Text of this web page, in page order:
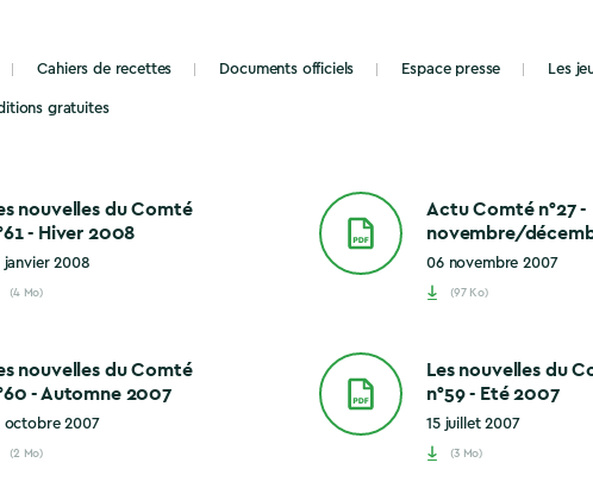
Cahiers de recettes Documents officiels Espace presse Les
gratuites
nouvelles du Comté
- Hiver 2008
janvier 2008
(4 Mo)
Actu Comté n°27 -
novembre/
06 novembre 2007
(97 Ko)
nouvelles du Comté
- Automne 2007
octobre 2007
(2 Mo)
Les nouvelles du
n°59 - Eté 2007
15 juillet 2007
(3 Mo)